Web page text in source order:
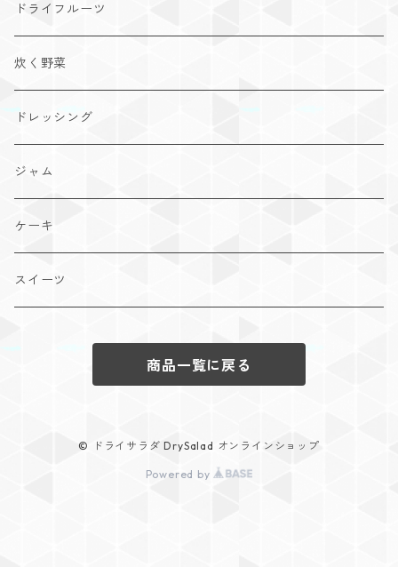
ドライフルーツ
炊く野菜
ドレッシング
ジャム
ケーキ
スイーツ
商品一覧に戻る
© ドライサラダ DrySalad オンラインショップ
Powered by